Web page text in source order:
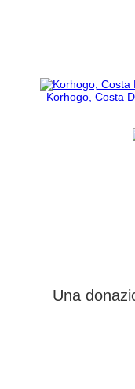
Korhogo, Costa
Una